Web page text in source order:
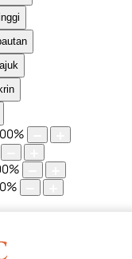
%
%
%